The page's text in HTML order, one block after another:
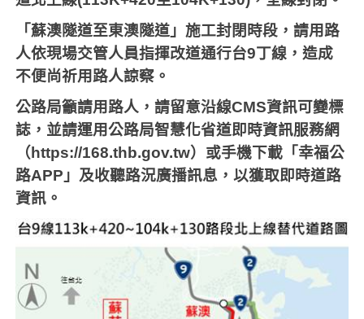
「蘇澳隧道至東澳隧道」施工封閉時段，請用路
人依現場交管人員指揮改道通行台9丁線，造成
不便尚祈用路人諒察。
公路局籲請用路人，請留意沿線CMS資訊可變標
誌，並請運用公路局智慧化省道即時資訊服務網
（https://168.thb.gov.tw）或手機下載「幸福公
路APP 」及收聽路況廣播訊息，以獲取即時道路
資訊。